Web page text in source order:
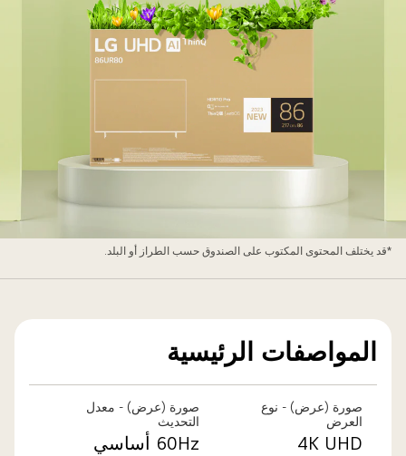
صندوق
الوضوح
استخدامه
*قد يختلف المحتوى المكتوب على الصندوق حسب الطراز أو البلد.
المواصفات الرئيسية
صورة (عرض) - نوع
العرض
4K UHD
صورة (عرض) - معدل
التحديث
60Hz أساسي